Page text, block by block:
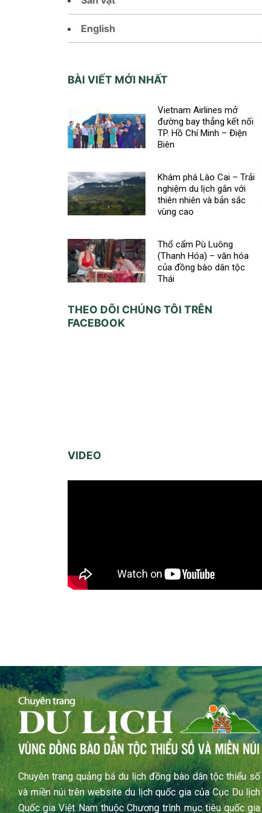
English
BÀI VIẾT MỚI NHẤT
Vietnam Airlines mở
đường bay thẳng kết nối
TP. Hồ Chí Minh – Điện
Biên
Khám phá Lào Cai – Trải
nghiệm du lịch gắn với
thiên nhiên và bản sắc
vùng cao
Thổ cẩm Pù Luông
(Thanh Hóa) – văn hóa
của đồng bào dân tộc
Thái
THEO DÕI CHÚNG TÔI TRÊN
FACEBOOK
VIDEO
Chuyên trang quảng bá du lịch đồng bào dân tộc thiểu số
và miền núi trên website du lịch quốc gia của Cục Du lịch
Quốc gia Việt Nam thuộc Chương trình mục tiêu quốc gia